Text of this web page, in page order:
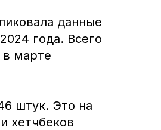
данные
года. Всего
в марте
штук. Это на
хетчбеков